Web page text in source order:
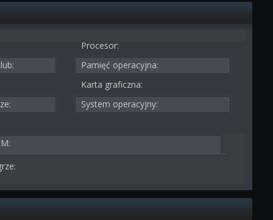
Procesor:
Pamięć operacyjna:
Karta graficzna:
System operacyjny: